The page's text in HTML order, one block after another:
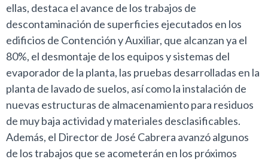
ellas, destaca el avance de los trabajos de
descontaminación de superficies ejecutados en los
edificios de Contención y Auxiliar, que alcanzan ya el
80%, el desmontaje de los equipos y sistemas del
evaporador de la planta, las pruebas desarrolladas en la
planta de lavado de suelos, así como la instalación de
nuevas estructuras de almacenamiento para residuos
de muy baja actividad y materiales desclasificables.
Además, el Director de José Cabrera avanzó algunos
de los trabajos que se acometerán en los próximos